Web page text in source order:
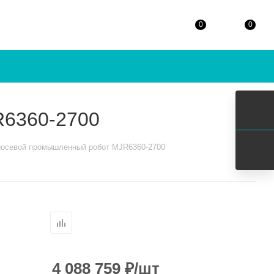
0 0
2700
промышленный робот MJR6360-2700
4 088 759 ₽/шт